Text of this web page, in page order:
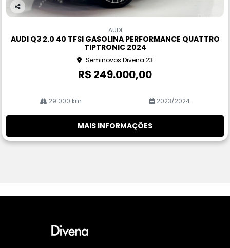
Co
rtil
AUDI
AUDI Q3 2.0 40 TFSI GASOLINA PERFORMANCE QUATTRO
TIPTRONIC 2024
Seminovos Divena 23
R$ 249.000,00
29.000 km 2023/2024
MAIS INFORMAÇÕES